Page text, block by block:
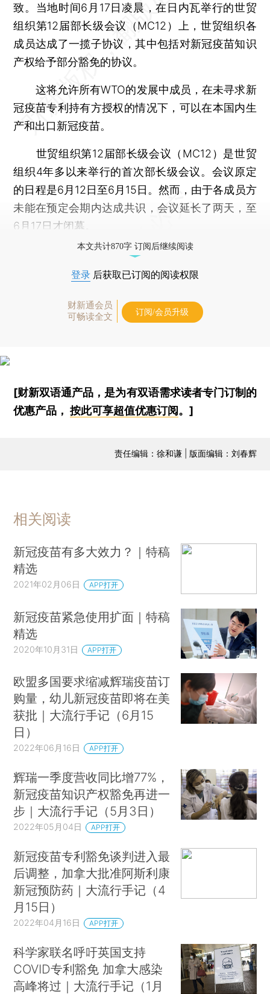
致。当地时间6月17日凌晨，在日内瓦举行的世贸
组织第12届部长级会议（MC12）上，世贸组织各
成员达成了一揽子协议，其中包括对新冠疫苗知识
产权给予部分豁免的协议。
这将允许所有WTO的发展中成员，在未寻求新
冠疫苗专利持有方授权的情况下，可以在本国内生
产和出口新冠疫苗。
世贸组织第12届部长级会议（MC12）是世贸
组织4年多以来举行的首次部长级会议。会议原定
的日程是6月12日至6月15日。然而，由于各成员方
未能在预定会期内达成共识，会议延长了两天，至
6月17日才闭幕。
本文共计870字 订阅后继续阅读
登录 后获取已订阅的阅读权限
财新通会员
可畅读全文
订阅/会员升级
[财新双语通产品，是为有双语需求读者专门订制的
优惠产品，按此可享超值优惠订阅。]
责任编辑：徐和谦 | 版面编辑：刘春辉
相关阅读
新冠疫苗有多大效力？｜特稿
精选
2021年02月06日 APP打开
新冠疫苗紧急使用扩面｜特稿
精选
2020年10月31日 APP打开
欧盟多国要求缩减辉瑞疫苗订
购量，幼儿新冠疫苗即将在美
获批｜大流行手记（6月15
日）
2022年06月16日 APP打开
辉瑞一季度营收同比增77%，
新冠疫苗知识产权豁免再进一
步｜大流行手记（5月3日）
2022年05月04日 APP打开
新冠疫苗专利豁免谈判进入最
后调整，加拿大批准阿斯利康
新冠预防药｜大流行手记（4
月15日）
2022年04月16日 APP打开
科学家联名呼吁英国支持
COVID专利豁免 加拿大感染
高峰将过｜大流行手记（1月